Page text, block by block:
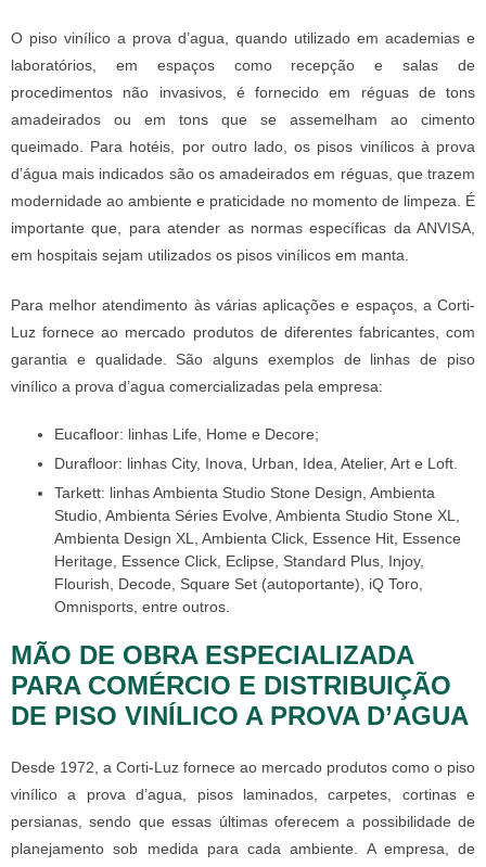
O piso vinílico a prova d’agua, quando utilizado em academias e
laboratórios, em espaços como recepção e salas de
procedimentos não invasivos, é fornecido em réguas de tons
amadeirados ou em tons que se assemelham ao cimento
queimado. Para hotéis, por outro lado, os pisos vinílicos à prova
d’água mais indicados são os amadeirados em réguas, que trazem
modernidade ao ambiente e praticidade no momento de limpeza. É
importante que, para atender as normas específicas da ANVISA,
em hospitais sejam utilizados os pisos vinílicos em manta.
Para melhor atendimento às várias aplicações e espaços, a Corti-
Luz fornece ao mercado produtos de diferentes fabricantes, com
garantia e qualidade. São alguns exemplos de linhas de piso
vinílico a prova d’agua comercializadas pela empresa:
Eucafloor: linhas Life, Home e Decore;
Durafloor: linhas City, Inova, Urban, Idea, Atelier, Art e Loft.
Tarkett: linhas Ambienta Studio Stone Design, Ambienta
Studio, Ambienta Séries Evolve, Ambienta Studio Stone XL,
Ambienta Design XL, Ambienta Click, Essence Hit, Essence
Heritage, Essence Click, Eclipse, Standard Plus, Injoy,
Flourish, Decode, Square Set (autoportante), iQ Toro,
Omnisports, entre outros.
MÃO DE OBRA ESPECIALIZADA
PARA COMÉRCIO E DISTRIBUIÇÃO
DE PISO VINÍLICO A PROVA D’AGUA
Desde 1972, a Corti-Luz fornece ao mercado produtos como o piso
vinílico a prova d’agua, pisos laminados, carpetes, cortinas e
persianas, sendo que essas últimas oferecem a possibilidade de
planejamento sob medida para cada ambiente. A empresa, de